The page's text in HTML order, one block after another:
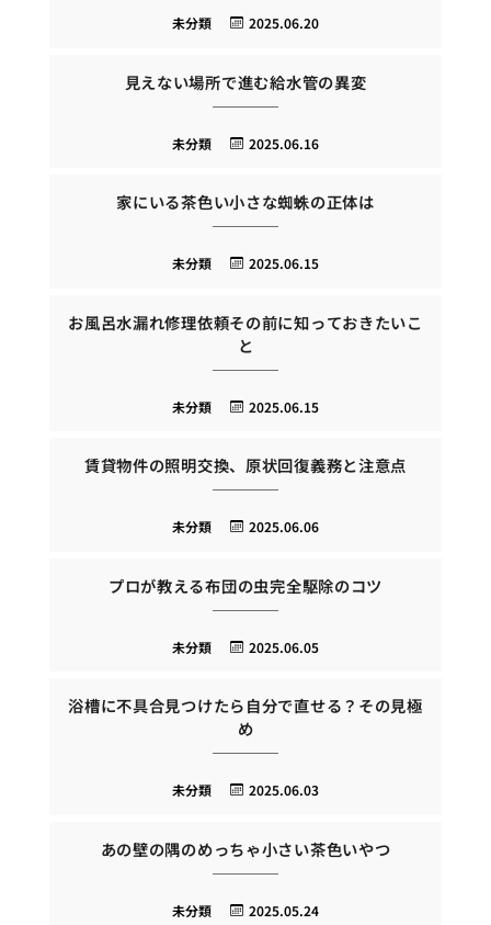
2025.06.20
未分類
見えない場所で進む給水管の異変
2025.06.16
未分類
家にいる茶色い小さな蜘蛛の正体は
2025.06.15
未分類
お風呂水漏れ修理依頼その前に知っておきたいこ
と
2025.06.15
未分類
賃貸物件の照明交換、原状回復義務と注意点
2025.06.06
未分類
プロが教える布団の虫完全駆除のコツ
2025.06.05
未分類
浴槽に不具合見つけたら自分で直せる？その見極
め
2025.06.03
未分類
あの壁の隅のめっちゃ小さい茶色いやつ
2025.05.24
未分類